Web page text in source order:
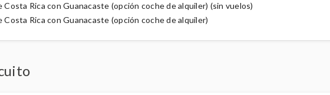
Costa Rica con Guanacaste (opción coche de alquiler) (sin vuelos)
Costa Rica con Guanacaste (opción coche de alquiler)